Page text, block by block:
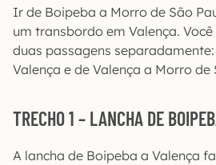
Ir de Boipeba a Morro de São
um transbordo em Valença.
duas passagens
Valença e de Valença a Morro de
TRECHO 1 – LANCHA DE
A lancha de Boipeba a Valença